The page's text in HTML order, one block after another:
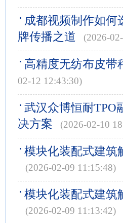
成都视频制作如何
牌传播之道
(2026-
高精度无纺布皮带
02-12 12:43:30)
武汉众博恒耐TPO
决方案
(2026-02-10
模块化装配式建筑
(2026-02-09 11:15:48)
模块化装配式建筑
(2026-02-09 11:13:42)